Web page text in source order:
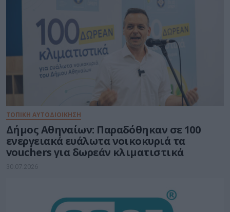
ΤΟΠΙΚΗ ΑΥΤΟΔΙΟΙΚΗΣΗ
Δήμος Αθηναίων: Παραδόθηκαν σε 100
ενεργειακά ευάλωτα νοικοκυριά τα
vouchers για δωρεάν κλιματιστικά
30.07.2026